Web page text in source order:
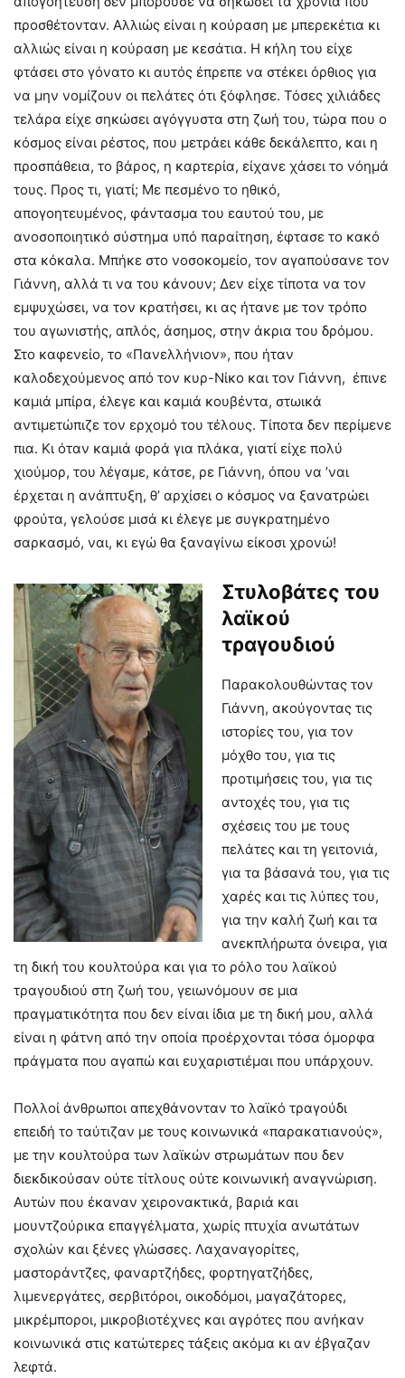
προσθέτονταν. Αλλιώς είναι η κούραση με μπερεκέτια κι
αλλιώς είναι η κούραση με κεσάτια. Η κήλη του είχε
φτάσει στο γόνατο κι αυτός έπρεπε να στέκει όρθιος για
να μην νομίζουν οι πελάτες ότι ξόφλησε. Τόσες χιλιάδες
τελάρα είχε σηκώσει αγόγγυστα στη ζωή του, τώρα που ο
κόσμος είναι ρέστος, που μετράει κάθε δεκάλεπτο, και η
προσπάθεια, το βάρος, η καρτερία, είχανε χάσει το νόημά
τους. Προς τι, γιατί; Με πεσμένο το ηθικό,
απογοητευμένος, φάντασμα του εαυτού του, με
ανοσοποιητικό σύστημα υπό παραίτηση, έφτασε το κακό
στα κόκαλα. Μπήκε στο νοσοκομείο, τον αγαπούσανε τον
Γιάννη, αλλά τι να του κάνουν; Δεν είχε τίποτα να τον
εμψυχώσει, να τον κρατήσει, κι ας ήτανε με τον τρόπο
του αγωνιστής, απλός, άσημος, στην άκρια του δρόμου.
Στο καφενείο, το «Πανελλήνιον», που ήταν
καλοδεχούμενος από τον κυρ-Νίκο και τον Γιάννη, έπινε
καμιά μπίρα, έλεγε και καμιά κουβέντα, στωικά
αντιμετώπιζε τον ερχομό του τέλους. Τίποτα δεν περίμενε
πια. Κι όταν καμιά φορά για πλάκα, γιατί είχε πολύ
χιούμορ, του λέγαμε, κάτσε, ρε Γιάννη, όπου να ’ναι
έρχεται η ανάπτυξη, θ’ αρχίσει ο κόσμος να ξανατρώει
φρούτα, γελούσε μισά κι έλεγε με συγκρατημένο
σαρκασμό, ναι, κι εγώ θα ξαναγίνω είκοσι χρονώ!
Στυλοβάτες του
λαϊκού
τραγουδιού
Παρακολουθώντας τον
Γιάννη, ακούγοντας τις
ιστορίες του, για τον
μόχθο του, για τις
προτιμήσεις του, για τις
αντοχές του, για τις
σχέσεις του με τους
πελάτες και τη γειτονιά,
για τα βάσανά του, για τις
χαρές και τις λύπες του,
για την καλή ζωή και τα
ανεκπλήρωτα όνειρα, για
τη δική του κουλτούρα και για το ρόλο του λαϊκού
τραγουδιού στη ζωή του, γειωνόμουν σε μια
πραγματικότητα που δεν είναι ίδια με τη δική μου, αλλά
είναι η φάτνη από την οποία προέρχονται τόσα όμορφα
πράγματα που αγαπώ και ευχαριστιέμαι που υπάρχουν.
Πολλοί άνθρωποι απεχθάνονταν το λαϊκό τραγούδι
επειδή το ταύτιζαν με τους κοινωνικά «παρακατιανούς»,
με την κουλτούρα των λαϊκών στρωμάτων που δεν
διεκδικούσαν ούτε τίτλους ούτε κοινωνική αναγνώριση.
Αυτών που έκαναν χειρονακτικά, βαριά και
μουντζούρικα επαγγέλματα, χωρίς πτυχία ανωτάτων
σχολών και ξένες γλώσσες. Λαχαναγορίτες,
μαστοράντζες, φαναρτζήδες, φορτηγατζήδες,
λιμενεργάτες, σερβιτόροι, οικοδόμοι, μαγαζάτορες,
μικρέμποροι, μικροβιοτέχνες και αγρότες που ανήκαν
κοινωνικά στις κατώτερες τάξεις ακόμα κι αν έβγαζαν
λεφτά.